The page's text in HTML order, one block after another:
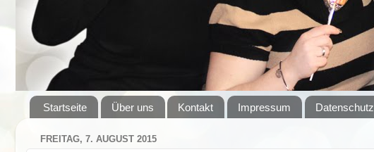
Startseite Über uns Kontakt Impressum Datenschutz
FREITAG, 7. AUGUST 2015